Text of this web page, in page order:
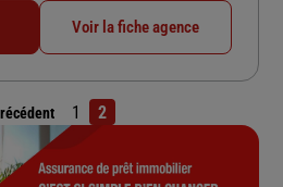
Voir la fiche agence
1 2